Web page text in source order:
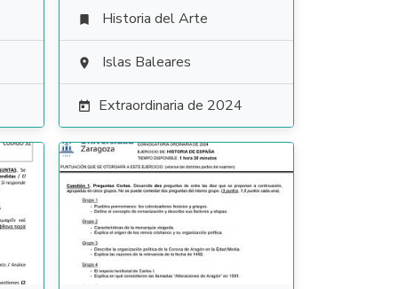
 Historia del Arte
 Islas Baleares
 Extraordinaria de 2024